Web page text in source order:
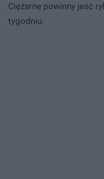
Ciężarne powinny jeść
tygodniu.